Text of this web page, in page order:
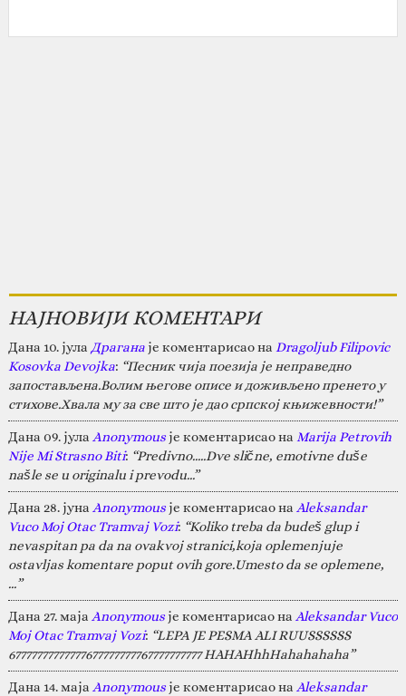
НАЈНОВИЈИ КОМЕНТАРИ
Дана 10. јула Драганаје коментарисао на Dragoljub Filipovic
Kosovka Devojka: “Песник чија поезија је неправедно
запостављена.Волим његове описе и доживљено пренето у
стихове.Хвала му за све што је дао српској књижевности!”
Дана 09. јула Anonymousје коментарисао на Marija Petrovih
Nije Mi Strasno Biti: “Predivno.....Dve slične, emotivne duše
našle se u originalu i prevodu...”
Дана 28. јуна Anonymousје коментарисао на Aleksandar
Vuco Moj Otac Tramvaj Vozi: “Koliko treba da budeš glup i
nevaspitan pa da na ovakvoj stranici,koja oplemenjuje
ostavljas komentare poput ovih gore.Umesto da se oplemene,
…”
Дана 27. маја Anonymousје коментарисао на Aleksandar Vuco
Moj Otac Tramvaj Vozi: “LEPA JE PESMA ALI RUUSSSSSS
67777777777777677777777767777777777 HAHAHhhHahahahaha”
Дана 14. маја Anonymousје коментарисао на Aleksandar